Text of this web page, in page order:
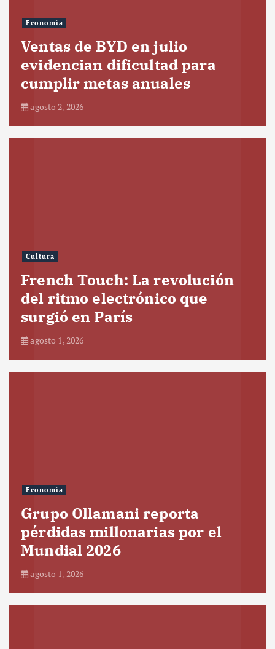
Economía
Ventas de BYD en julio
evidencian dificultad para
cumplir metas anuales
agosto 2, 2026
Cultura
French Touch: La revolución
del ritmo electrónico que
surgió en París
agosto 1, 2026
Economía
Grupo Ollamani reporta
pérdidas millonarias por el
Mundial 2026
agosto 1, 2026